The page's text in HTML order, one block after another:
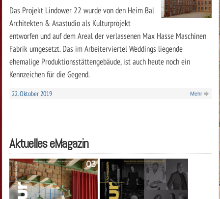
Das Projekt Lindower 22 wurde von den Heim Bal
Architekten & Asastudio als Kulturprojekt
entworfen und auf dem Areal der verlassenen Max Hasse Maschinen
Fabrik umgesetzt. Das im Arbeiterviertel Weddings liegende
ehemalige Produktionsstättengebäude, ist auch heute noch ein
Kennzeichen für die Gegend.
22. Oktober 2019 Mehr
Aktuelles eMagazin